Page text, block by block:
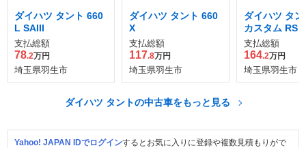
ダイハツ タント 660
L SAIII
支払総額
78.2万円
埼玉県羽生市
ダイハツ タント 660
X
支払総額
117.8万円
埼玉県羽生市
ダイハツ タ
カスタム RS
支払総額
164.2万円
埼玉県羽生市
ダイハツ タントの中古車をもっと見る
Yahoo! JAPAN IDでログインするとお気に入りに登録や複数見積もりがで